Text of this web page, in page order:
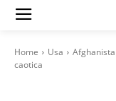
Home Usa
caotica